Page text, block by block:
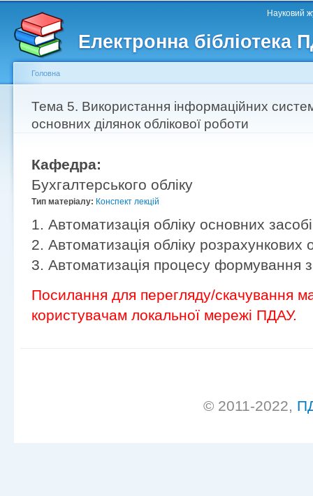
Електронна бібліотека
Головне меню Науковий
Другорядне меню
Ви є тут
Головна
Тема 5. Використання інформаційних
основних ділянок облікової роботи
Кафедра:
Бухгалтерського обліку
Тип матеріалу: Конспект лекцій
1. Автоматизація обліку основних
2. Автоматизація обліку розрахункових
3. Автоматизація процесу формування
Посилання для перегляду/скачування
користувачам локальної мережі ПДАУ.
© 2011-2022,